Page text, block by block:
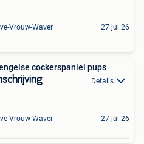
Vrouw-Waver 27 jul 26
cockerspaniel pups
Details
Vrouw-Waver 27 jul 26